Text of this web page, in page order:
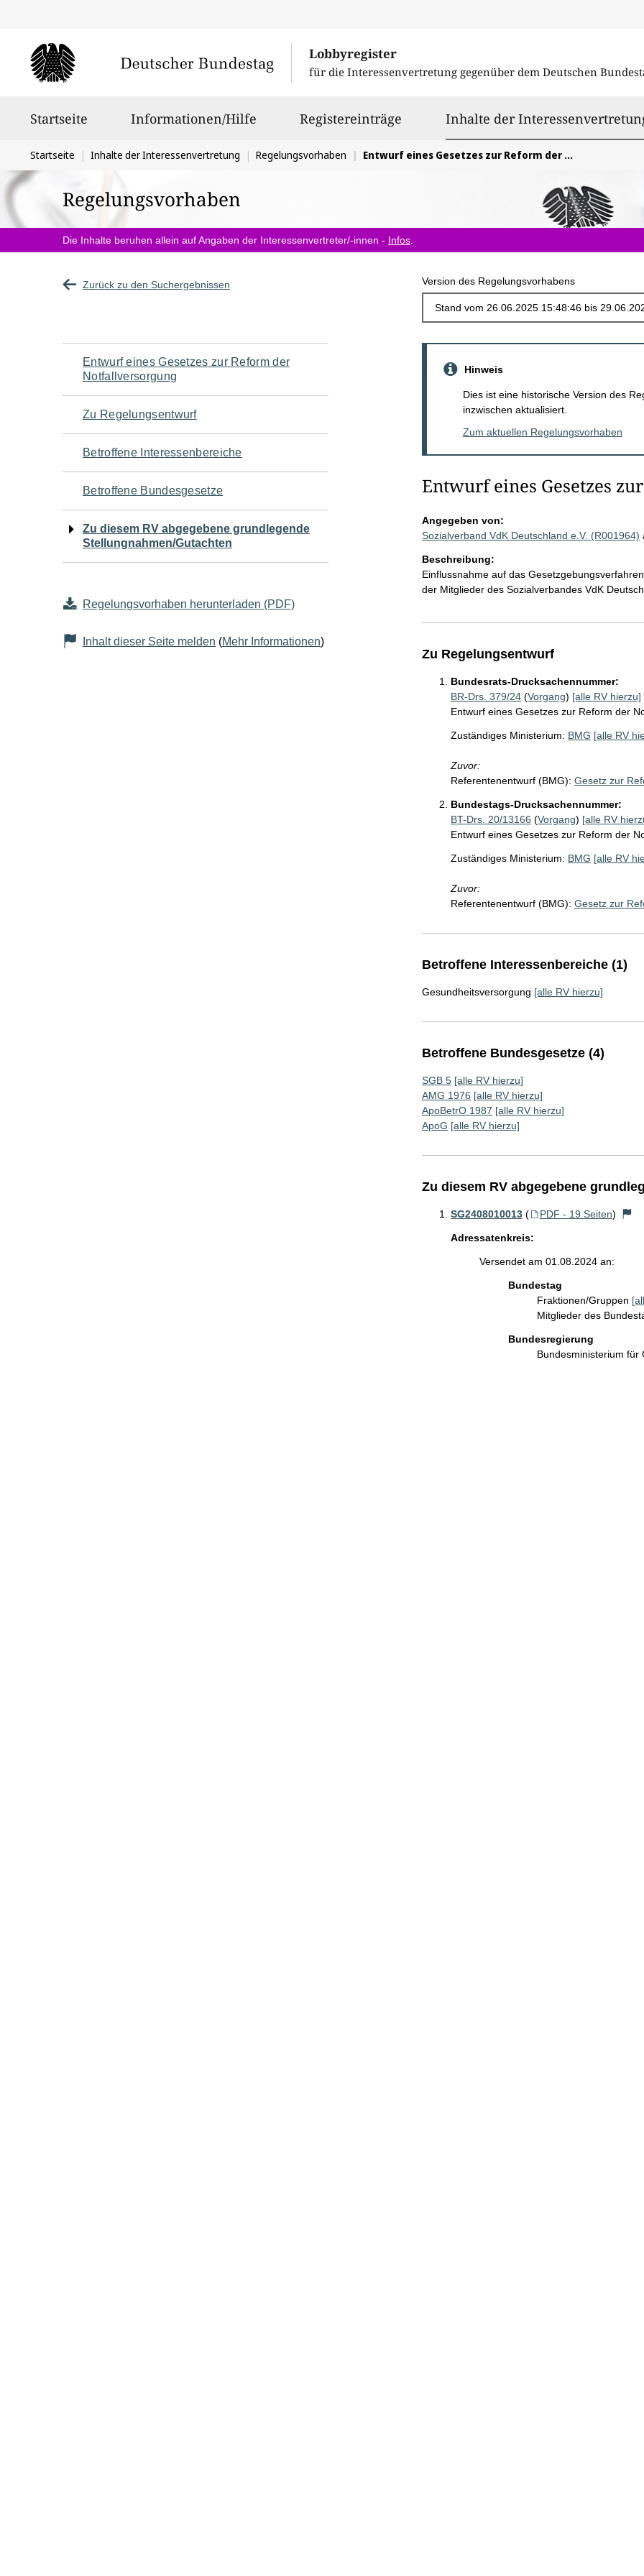
Lobbyregister
für die Interessenvertretung gegenüber dem Deutschen
Startseite Informationen/Hilfe Registereinträge Inhalte der
Sie
befinden
sich
hier:
Startseite Inhalte der Interessenvertretung Regelungsvorhaben Entwurf eines Gesetzes zur Reform der Notfallversorgung
Regelungsvorhaben
Die Inhalte beruhen allein auf Angaben der Interessenvertreter/-innen - Infos
Zurück zu den Suchergebnissen Version des Regelungsvorhabens
Navigation
für
den
Seiteninhalt
Entwurf eines Gesetzes zur Reform der
Notfallversorgung
Zu Regelungsentwurf
Betroffene Interessenbereiche
Betroffene Bundesgesetze
Zu diesem RV abgegebene grundlegende
Stellungnahmen/Gutachten
Regelungsvorhaben herunterladen (PDF)
Inhalt dieser Seite melden (Mehr Informationen)
Hinweis
Dies ist eine historische Version des
inzwischen aktualisiert.
Zum aktuellen Regelungsvorhaben
Entwurf eines Gesetzes
Angegeben von:
Sozialverband VdK Deutschland e.V. (R001964)
Beschreibung:
Einflussnahme auf das
der Mitglieder des Sozialverbandes VdK
Zu Regelungsentwurf
Bundesrats-Drucksachennummer:
BR-Drs. 379/24(Vorgang) [alle RV hierzu]
Entwurf eines Gesetzes zur Reform der
Zuständiges Ministerium: BMG [alle RV
Zuvor:
Referentenentwurf (BMG): Gesetz zur
Bundestags-Drucksachennummer:
BT-Drs. 20/13166 (Vorgang) [alle RV
Entwurf eines Gesetzes zur Reform der
Zuständiges Ministerium: BMG [alle RV
Zuvor:
Referentenentwurf (BMG): Gesetz zur
Betroffene Interessenbereiche (1)
Gesundheitsversorgung [alle RV hierzu]
Betroffene Bundesgesetze (4)
SGB 5 [alle RV hierzu]
AMG 1976 [alle RV hierzu]
ApoBetrO 1987 [alle RV hierzu]
ApoG [alle RV hierzu]
Zu diesem RV abgegebene
SG2408010013 ( PDF - 19 Seiten)
Adressatenkreis:
Versendet am 01.08.2024 an:
Bundestag
Fraktionen/Gruppen
Mitglieder des
Bundesregierung
Bundesministerium